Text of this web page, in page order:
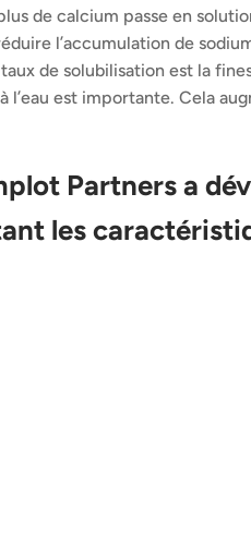
de calcium passe en
l’accumulation de
de solubilisation est la
l’eau est importante. Cela
Partners a
les